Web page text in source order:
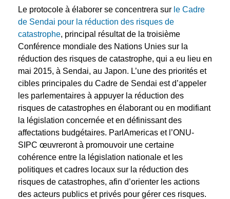
Le protocole à élaborer se concentrera sur le Cadre
de Sendai pour la réduction des risques de
catastrophe, principal résultat de la troisième
Conférence mondiale des Nations Unies sur la
réduction des risques de catastrophe, qui a eu lieu en
mai 2015, à Sendai, au Japon. L’une des priorités et
cibles principales du Cadre de Sendai est d’appeler
les parlementaires à appuyer la réduction des
risques de catastrophes en élaborant ou en modifiant
la législation concernée et en définissant des
affectations budgétaires. ParlAmericas et l’ONU-
SIPC œuvreront à promouvoir une certaine
cohérence entre la législation nationale et les
politiques et cadres locaux sur la réduction des
risques de catastrophes, afin d’orienter les actions
des acteurs publics et privés pour gérer ces risques.